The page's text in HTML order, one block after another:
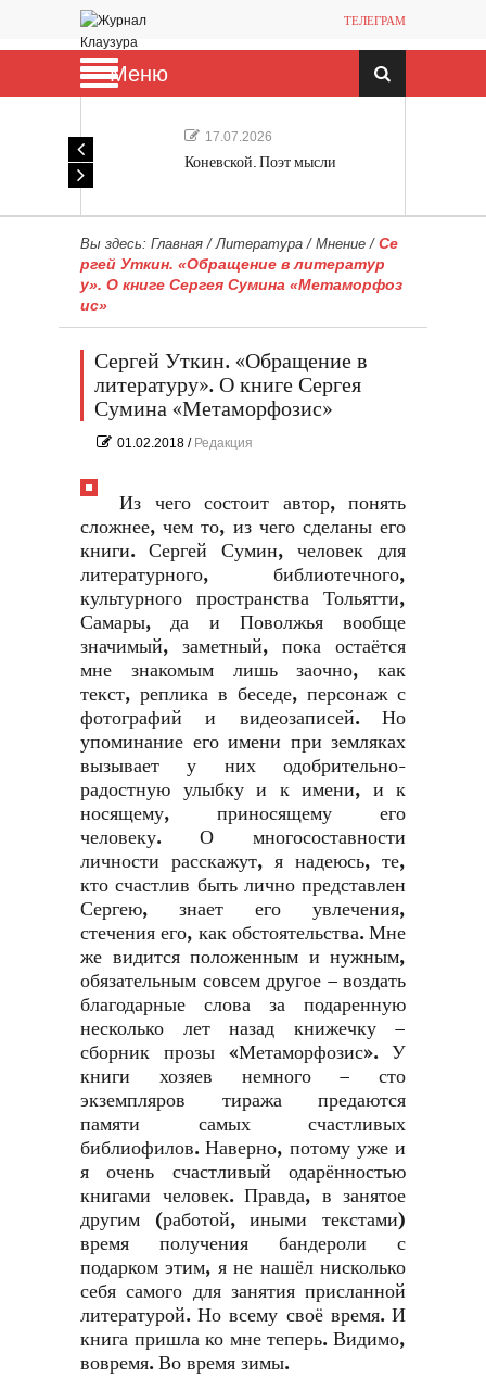
ТЕЛЕГРАМ
Меню
17.07.2026
Коневской. Поэт мысли
Вы здесь: Главная /Литература / Мнение / Се
ргей Уткин. «Обращение в литератур
у». О книге Сергея Сумина «Метаморфоз
ис»
Сергей Уткин. «Обращение в
литературу». О книге Сергея
Сумина «Метаморфозис»
01.02.2018 / Редакция
Из чего состоит автор, понять
сложнее, чем то, из чего сделаны его
книги. Сергей Сумин, человек для
литературного, библиотечного,
культурного пространства Тольятти,
Самары, да и Поволжья вообще
значимый, заметный, пока остаётся
мне знакомым лишь заочно, как
текст, реплика в беседе, персонаж с
фотографий и видеозаписей. Но
упоминание его имени при земляках
вызывает у них одобрительно-
радостную улыбку и к имени, и к
носящему, приносящему его
человеку. О многосоставности
личности расскажут, я надеюсь, те,
кто счастлив быть лично представлен
Сергею, знает его увлечения,
стечения его, как обстоятельства. Мне
же видится положенным и нужным,
обязательным совсем другое – воздать
благодарные слова за подаренную
несколько лет назад книжечку –
сборник прозы «Метаморфозис». У
книги хозяев немного – сто
экземпляров тиража предаются
памяти самых счастливых
библиофилов. Наверно, потому уже и
я очень счастливый одарённостью
книгами человек. Правда, в занятое
другим (работой, иными текстами)
время получения бандероли с
подарком этим, я не нашёл нисколько
себя самого для занятия присланной
литературой. Но всему своё время. И
книга пришла ко мне теперь. Видимо,
вовремя. Во время зимы.